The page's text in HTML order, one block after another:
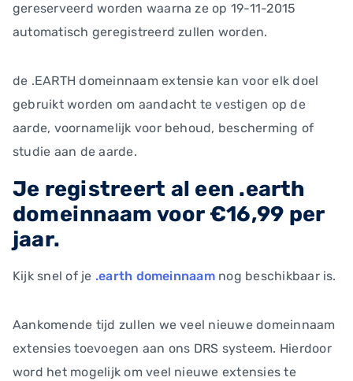
gereserveerd worden waarna ze op 19-11-2015
automatisch geregistreerd zullen worden.
de .EARTH domeinnaam extensie kan voor elk doel
gebruikt worden om aandacht te vestigen op de
aarde, voornamelijk voor behoud, bescherming of
studie aan de aarde.
Je registreert al een .earth
domeinnaam voor €16,99 per
jaar.
Kijk snel of je .earth domeinnaamnog beschikbaar is.
Aankomende tijd zullen we veel nieuwe domeinnaam
extensies toevoegen aan ons DRS systeem. Hierdoor
word het mogelijk om veel nieuwe extensies te